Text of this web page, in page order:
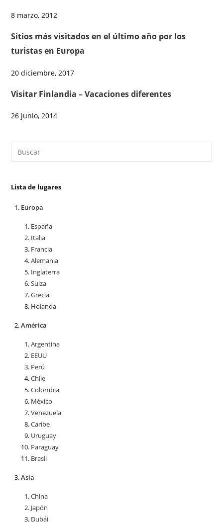
8 marzo, 2012
Sitios más visitados en el último año por los
turistas en Europa
20 diciembre, 2017
Visitar Finlandia – Vacaciones diferentes
26 junio, 2014
Lista de lugares
Europa
España
Italia
Francia
Alemania
Inglaterra
Suiza
Grecia
Holanda
América
Argentina
EEUU
Perú
Chile
Colombia
México
Venezuela
Caribe
Uruguay
Paraguay
Brasil
Asia
China
Japón
Dubái